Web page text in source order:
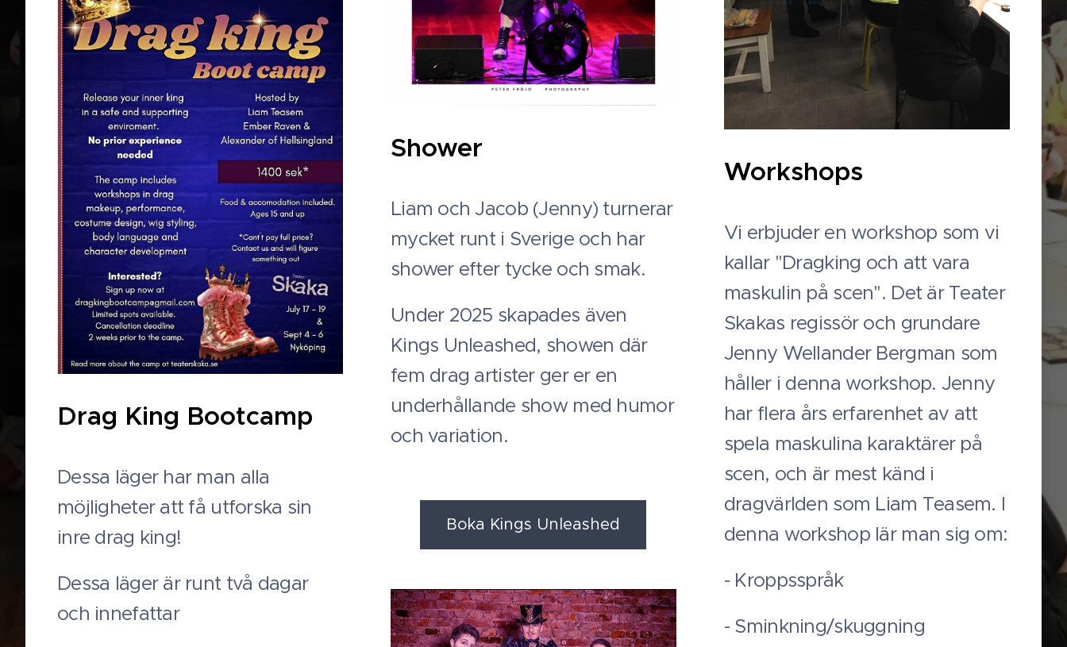
Drag King Bootcamp
Dessa läger har man alla
möjligheter att få utforska sin
inre drag king!
Dessa läger är runt två dagar
och innefattar
Shower
Liam och Jacob (Jenny) turnerar
mycket runt i Sverige och har
shower efter tycke och smak.
Under 2025 skapades även
Kings Unleashed, showen där
fem drag artister ger er en
underhållande show med humor
och variation.
Boka Kings Unleashed
Workshops
Vi erbjuder en workshop som vi
kallar "Dragking och att vara
maskulin på scen". Det är Teater
Skakas regissör och grundare
Jenny Wellander Bergman som
håller i denna workshop. Jenny
har flera års erfarenhet av att
spela maskulina karaktärer på
scen, och är mest känd i
dragvärlden som Liam Teasem. I
denna workshop lär man sig om:
- Kroppsspråk
- Sminkning/skuggning